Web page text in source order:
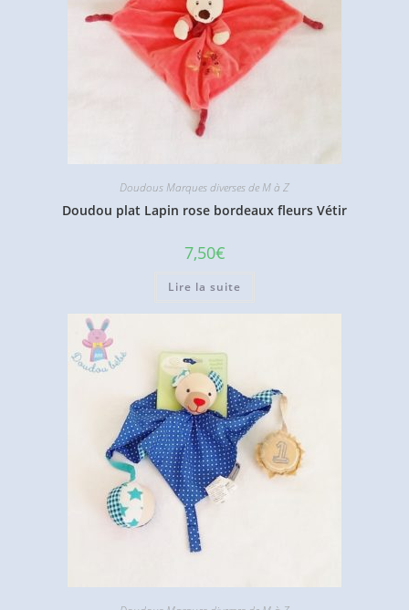
Doudous Marques diverses de M à Z
Doudou plat Lapin rose bordeaux fleurs Vétir
7,50€
Lire la suite